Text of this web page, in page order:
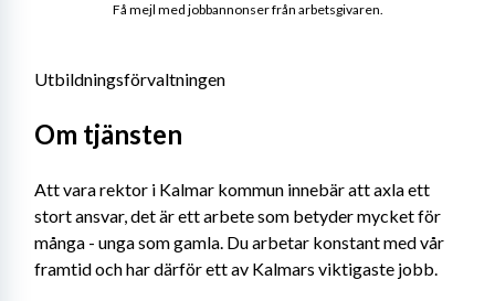
Utbildningsförvaltningen
Om tjänsten
Att vara rektor i Kalmar kommun innebär att axla ett
stort ansvar, det är ett arbete som betyder mycket för
många - unga som gamla. Du arbetar konstant med vår
framtid och har därför ett av Kalmars viktigaste jobb.
Få mejl med jobbannonser från arbetsgivaren.